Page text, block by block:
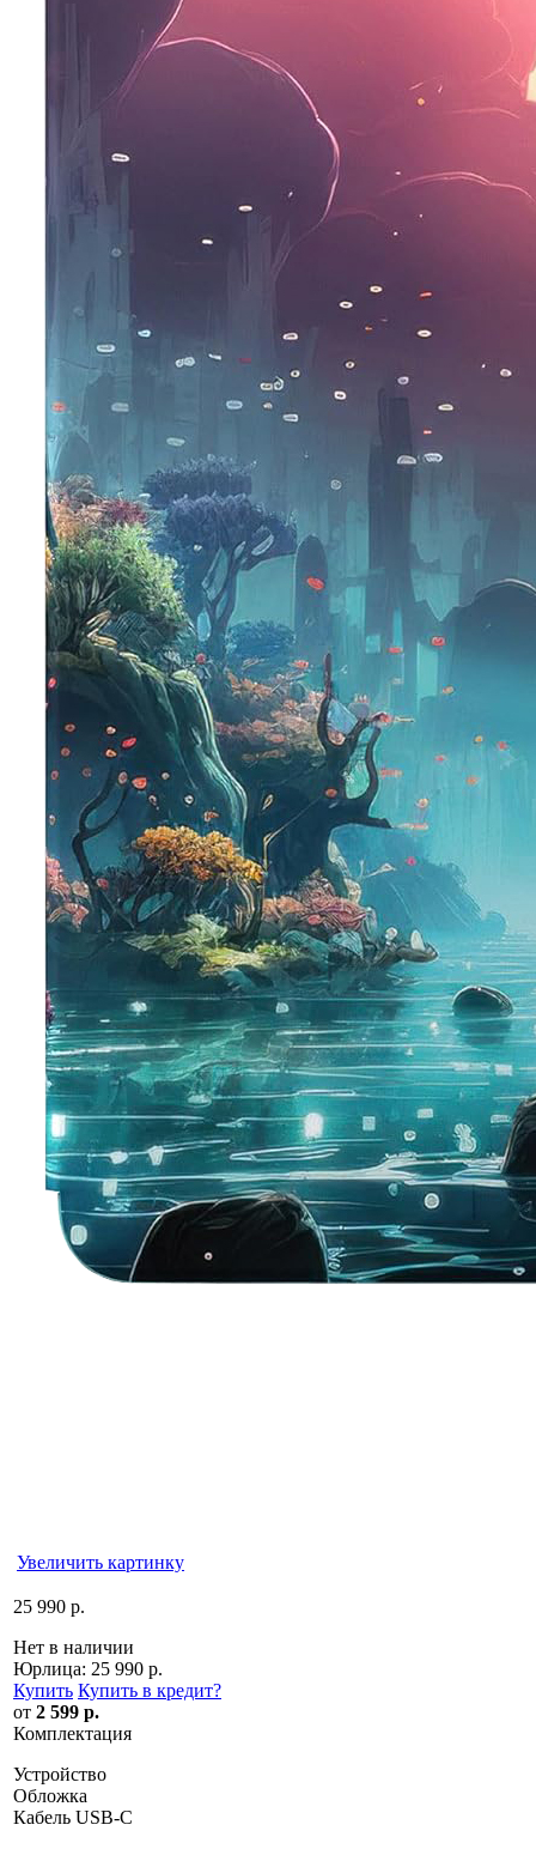
Увеличить картинку
25 990 р.
Нет в наличии
Юрлица: 25 990 р.
Купить Купить в кредит?
от 2 599 р.
Комплектация
Устройство
Обложка
Кабель USB-C